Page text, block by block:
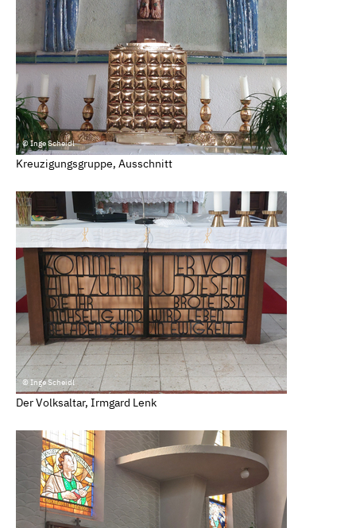
© Inge Scheidl
Kreuzigungsgruppe, Ausschnitt
© Inge Scheidl
Der Volksaltar, Irmgard Lenk